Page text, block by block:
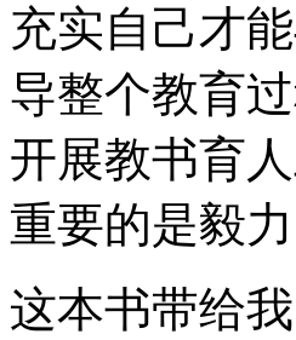
充实自己才
导整个教育
开展教书育
重要的是毅力
这本书带给